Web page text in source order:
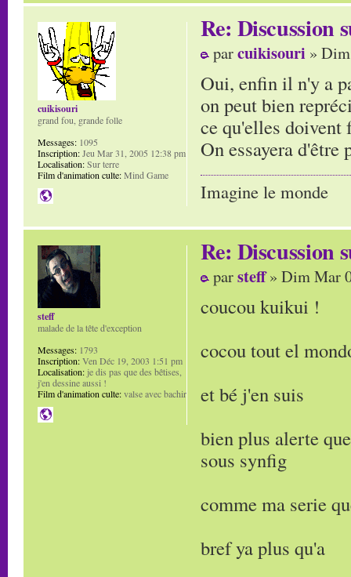
Re: Discussion
parcuikisouri »
Oui, enfin il n'y a
on peut bien
ce qu'elles doivent
On essayera d'être
Imagine le monde
cuikisouri
grand fou, grande folle
Messages: 1095
Inscription:Jeu Mar 31, 2005 12:38 pm
Localisation:Sur terre
Film d'animation culte:Mind Game
Re: Discussion
parsteff» Dim Mar
coucou kuikui !
cocou tout el
et bé j'en suis
bien plus alerte
sous synfig
comme ma serie
bref ya plus qu'a
steff
malade de la tête d'exception
Messages: 1793
Inscription:Ven Déc 19, 2003 1:51 pm
Localisation: je dis pas que des bêtises,
j'en dessine aussi !
Film d'animation culte:valse avec bachir